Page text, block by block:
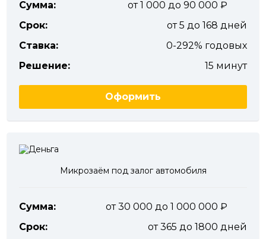
Сумма:
от 1 000 до 90 000
Срок:
от 5 до 168 дней
Ставка:
0-292% годовых
Решение:
15 минут
Оформить
Микрозаём под залог автомобиля
Сумма:
от 30 000 до 1 000 000
Срок:
от 365 до 1800 дней